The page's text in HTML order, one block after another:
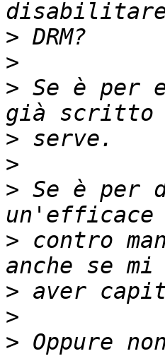
>
>
> Se è per
>
>
> Se è per
> contro
>
>
>